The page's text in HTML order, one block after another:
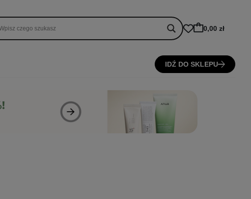
0,00 zł
IDŹ DO SKLEPU